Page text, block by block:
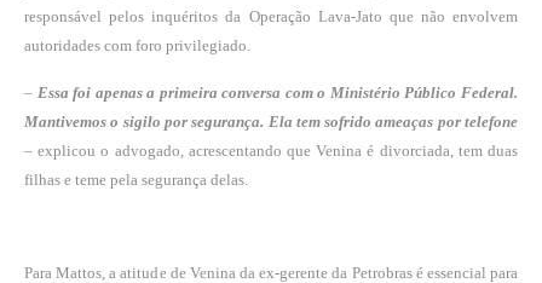
responsável pelos inquéritos da Operação Lava-Jato que não envolvem
autoridades com foro privilegiado.
– Essa foi apenas a primeira conversa com o Ministério Público Federal.
Mantivemos o sigilo por segurança. Ela tem sofrido ameaças por telefone
– explicou o advogado, acrescentando que Venina é divorciada, tem duas
filhas e teme pela segurança delas.
Para Mattos, a atitude de Venina da ex-gerente da Petrobras é essencial para